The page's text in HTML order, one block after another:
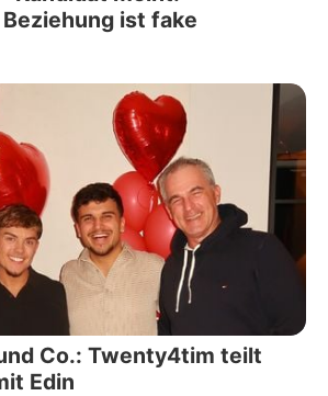
ist fake
Co.: Twenty4tim teilt
Edin